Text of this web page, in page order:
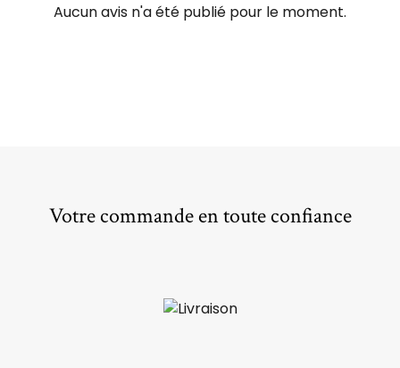
Aucun avis n'a été publié pour le moment.
Votre commande en toute confiance